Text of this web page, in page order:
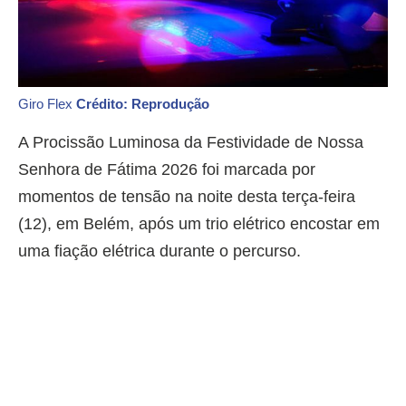
Giro Flex Crédito: Reprodução
A Procissão Luminosa da Festividade de Nossa
Senhora de Fátima 2026 foi marcada por
momentos de tensão na noite desta terça-feira
(12), em Belém, após um trio elétrico encostar em
uma fiação elétrica durante o percurso.